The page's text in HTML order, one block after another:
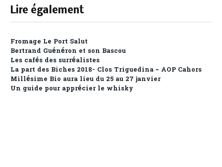
Lire également
Fromage Le Port Salut
Bertrand Guénéron et son Bascou
Les cafés des surréalistes
La part des Biches 2018- Clos Triguedina – AOP Cahors
Millésime Bio aura lieu du 25 au 27 janvier
Un guide pour apprécier le whisky